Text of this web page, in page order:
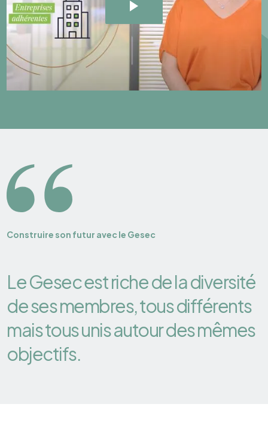
Construire son futur avec le Gesec
Le Gesec est riche de la diversité
de ses membres, tous différents
mais tous unis autour des mêmes
objectifs.